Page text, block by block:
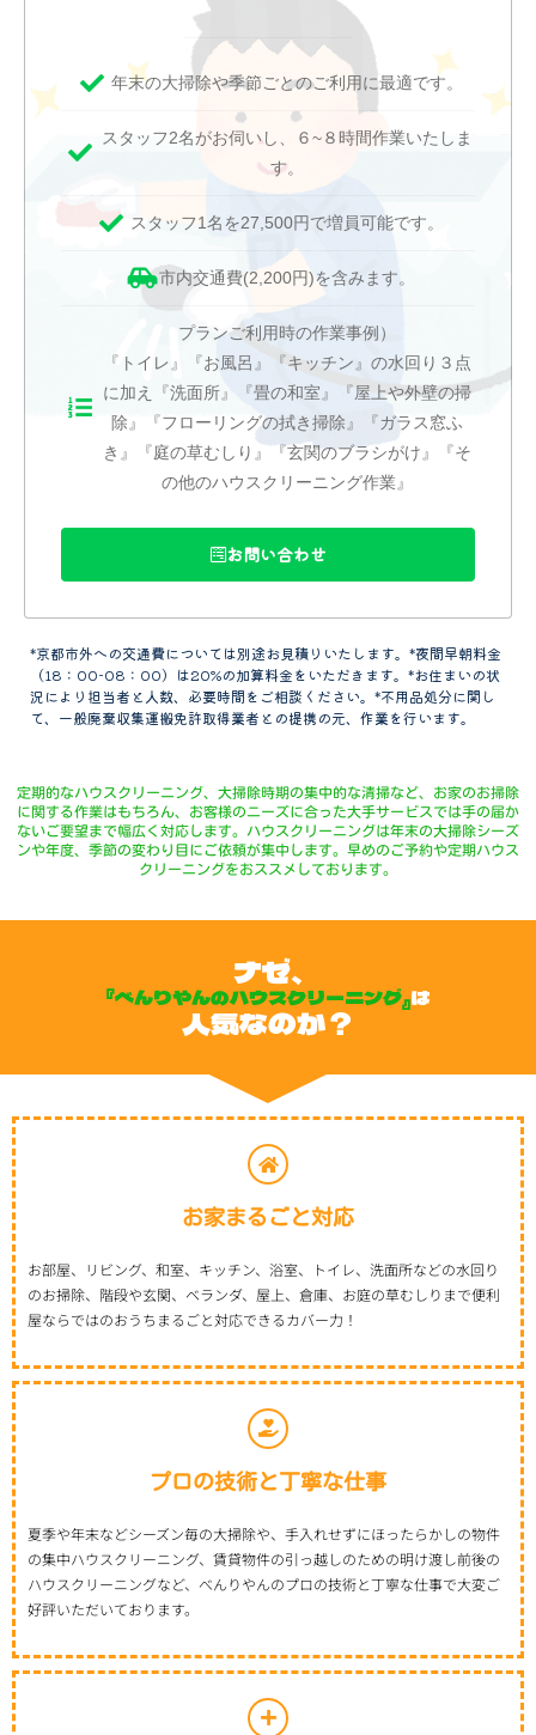
年末の大掃除や季節ごとのご利用に最適です。
スタッフ2名がお伺いし、６~８時間作業いたしま
す。
スタッフ1名を27,500円で増員可能です。
市内交通費(2,200円)を含みます。
プランご利用時の作業事例）
『トイレ』『お風呂』『キッチン』の水回り３点
に加え『洗面所』『畳の和室』『屋上や外壁の掃
除』『フローリングの拭き掃除』『ガラス窓ふ
き』『庭の草むしり』『玄関のブラシがけ』『そ
の他のハウスクリーニング作業』
お問い合わせ
*京都市外への交通費については別途お見積りいたします。*夜間早朝料金
（18：00-08：00）は20%の加算料金をいただきます。*お住まいの状
況により担当者と人数、必要時間をご相談ください。*不用品処分に関し
て、一般廃棄収集運搬免許取得業者との提携の元、作業を行います。
定期的なハウスクリーニング、大掃除時期の集中的な清掃など、お家のお掃除
に関する作業はもちろん、お客様のニーズに合った大手サービスでは手の届か
ないご要望まで幅広く対応します。ハウスクリーニングは年末の大掃除シーズ
ンや年度、季節の変わり目にご依頼が集中します。早めのご予約や定期ハウス
クリーニングをおススメしております。
ナゼ、
『べんりやんのハウスクリーニング』は
人気なのか？
お家まるごと対応
お部屋、リビング、和室、キッチン、浴室、トイレ、洗面所などの水回り
のお掃除、階段や玄関、ベランダ、屋上、倉庫、お庭の草むしりまで便利
屋ならではのおうちまるごと対応できるカバー力！
プロの技術と丁寧な仕事
夏季や年末などシーズン毎の大掃除や、手入れせずにほったらかしの物件
の集中ハウスクリーニング、賃貸物件の引っ越しのための明け渡し前後の
ハウスクリーニングなど、べんりやんのプロの技術と丁寧な仕事で大変ご
好評いただいております。